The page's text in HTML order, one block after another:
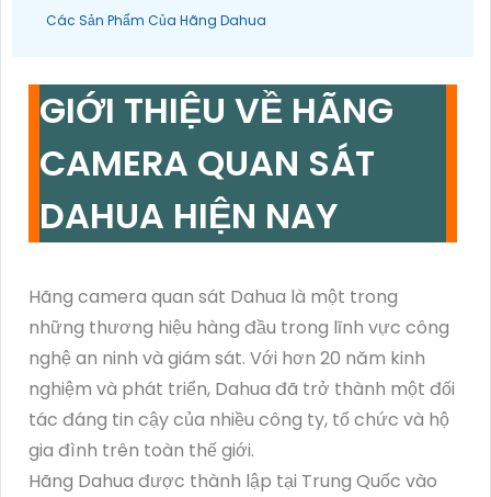
Các Sản Phẩm Của Hãng Dahua
GIỚI THIỆU VỀ HÃNG
CAMERA QUAN SÁT
DAHUA HIỆN NAY
Hãng camera quan sát Dahua là một trong
những thương hiệu hàng đầu trong lĩnh vực công
nghệ an ninh và giám sát. Với hơn 20 năm kinh
nghiệm và phát triển, Dahua đã trở thành một đối
tác đáng tin cậy của nhiều công ty, tổ chức và hộ
gia đình trên toàn thế giới.
Hãng Dahua được thành lập tại Trung Quốc vào